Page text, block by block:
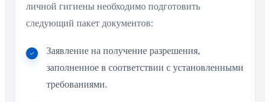
личной гигиены необходимо подготовить
следующий пакет документов:
Заявление на получение разрешения,
заполненное в соответствии с установленными
требованиями.